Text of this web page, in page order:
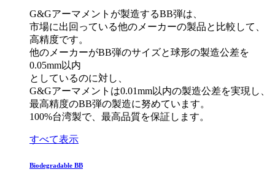
G&Gアーマメントが製造するBB弾は、
市場に出回っている他のメーカーの製品と比較して、
高精度です。
他のメーカーがBB弾のサイズと球形の製造公差を
0.05mm以内
としているのに対し、
G&Gアーマメントは0.01mm以内の製造公差を実現し、
最高精度のBB弾の製造に努めています。
100%台湾製で、最高品質を保証します。
すべて表示
Biodegradable BB